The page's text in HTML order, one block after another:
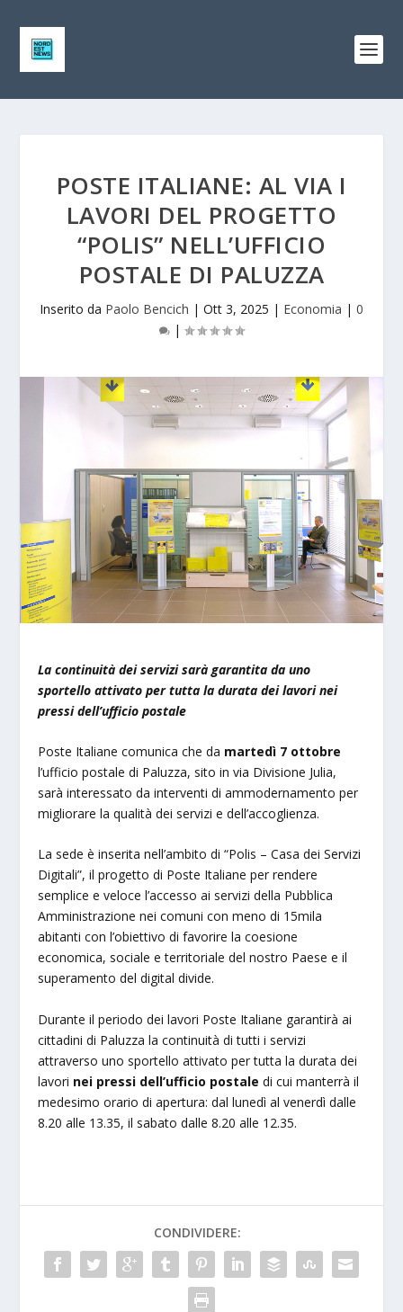
POSTE ITALIANE: AL VIA I
LAVORI DEL PROGETTO
“POLIS” NELL’UFFICIO
POSTALE DI PALUZZA
Inserito da Paolo Bencich | Ott 3, 2025 | Economia | 0
|
La continuità dei servizi sarà garantita da uno
sportello attivato per tutta la durata dei lavori nei
pressi dell’ufficio postale
Poste Italiane comunica che da martedì 7 ottobre
l’ufficio postale di Paluzza, sito in via Divisione Julia,
sarà interessato da interventi di ammodernamento per
migliorare la qualità dei servizi e dell’accoglienza.
La sede è inserita nell’ambito di “Polis – Casa dei Servizi
Digitali”, il progetto di Poste Italiane per rendere
semplice e veloce l’accesso ai servizi della Pubblica
Amministrazione nei comuni con meno di 15mila
abitanti con l’obiettivo di favorire la coesione
economica, sociale e territoriale del nostro Paese e il
superamento del digital divide.
Durante il periodo dei lavori Poste Italiane garantirà ai
cittadini di Paluzza la continuità di tutti i servizi
attraverso uno sportello attivato per tutta la durata dei
lavori nei pressi dell’ufficio postale di cui manterrà il
medesimo orario di apertura: dal lunedì al venerdì dalle
8.20 alle 13.35, il sabato dalle 8.20 alle 12.35.
CONDIVIDERE: